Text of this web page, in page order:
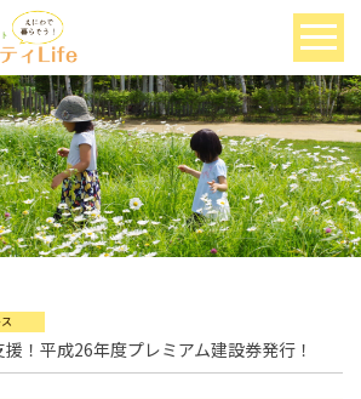
援！平成26年度プレミアム建設券発行！